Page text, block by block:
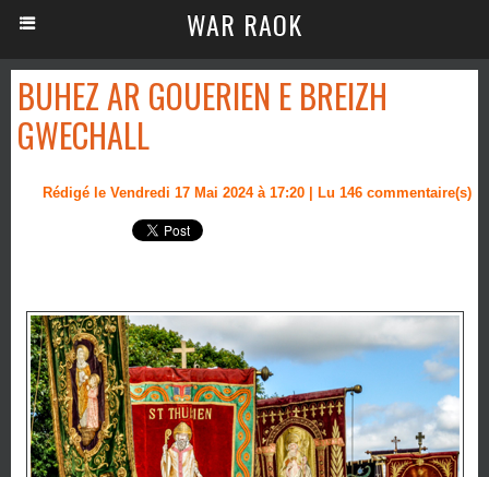
WAR RAOK
BUHEZ AR GOUERIEN E BREIZH
GWECHALL
Rédigé le Vendredi 17 Mai 2024 à 17:20 | Lu 146 commentaire(s)